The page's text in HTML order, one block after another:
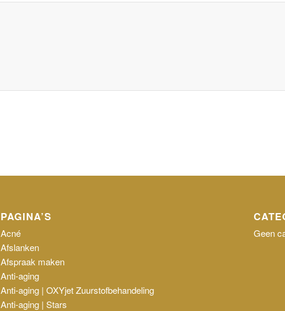
PAGINA’S
Acné
Afslanken
Afspraak maken
Anti-aging
Anti-aging | OXYjet Zuurstofbehandeling
Anti-aging | Stars
Geen